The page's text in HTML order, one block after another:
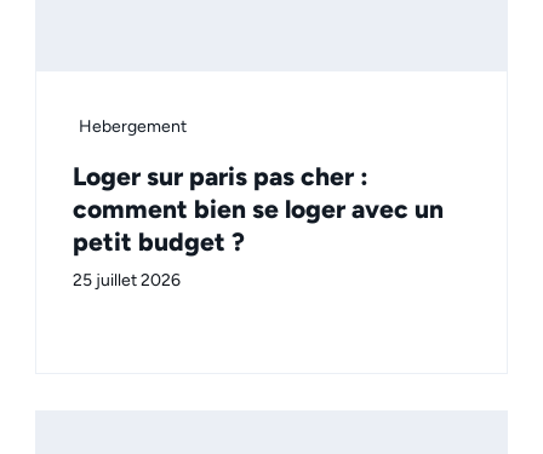
Hebergement
Loger sur paris pas cher :
comment bien se loger avec un
petit budget ?
25 juillet 2026